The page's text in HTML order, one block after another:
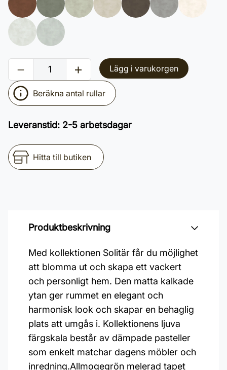
Lägg i varukorgen
Beräkna antal rullar
Leveranstid: 2-5 arbetsdagar
Hitta till butiken
Produktbeskrivning
Med kollektionen Solitär får du möjlighet
att blomma ut och skapa ett vackert
och personligt hem. Den matta kalkade
ytan ger rummet en elegant och
harmonisk look och skapar en behaglig
plats att umgås i. Kollektionens ljuva
färgskala består av dämpade pasteller
som enkelt matchar dagens möbler och
inredning.Allmogegrön melerad tapet